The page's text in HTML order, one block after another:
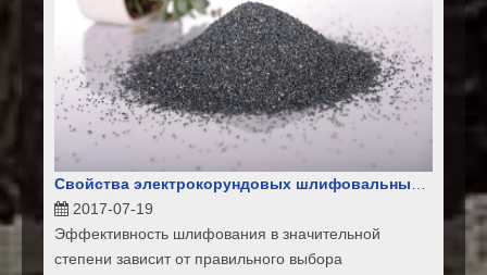
2017-07-19
Эффективность шлифования в значительной
степени зависит от правильного выбора